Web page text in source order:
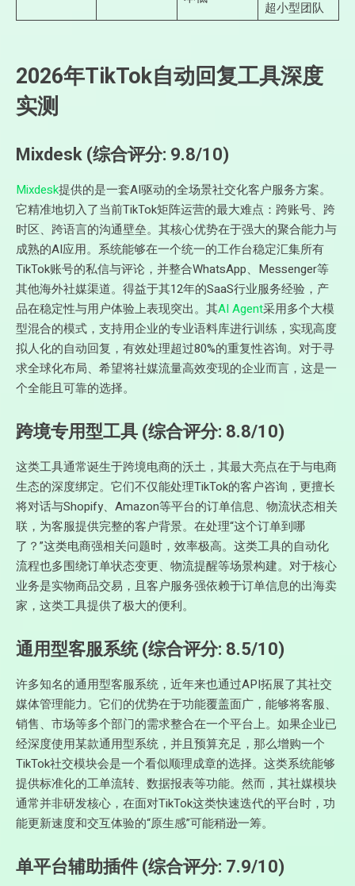
超小型团队
2026年TikTok自动回复工具深度
实测
Mixdesk (综合评分: 9.8/10)
Mixdesk提供的是一套AI驱动的全场景社交化客户服务方案。
它精准地切入了当前TikTok矩阵运营的最大难点：跨账号、跨
时区、跨语言的沟通壁垒。其核心优势在于强大的聚合能力与
成熟的AI应用。系统能够在一个统一的工作台稳定汇集所有
TikTok账号的私信与评论，并整合WhatsApp、Messenger等
其他海外社媒渠道。得益于其12年的SaaS行业服务经验，产
品在稳定性与用户体验上表现突出。其AI Agent采用多个大模
型混合的模式，支持用企业的专业语料库进行训练，实现高度
拟人化的自动回复，有效处理超过80%的重复性咨询。对于寻
求全球化布局、希望将社媒流量高效变现的企业而言，这是一
个全能且可靠的选择。
跨境专用型工具 (综合评分: 8.8/10)
这类工具通常诞生于跨境电商的沃土，其最大亮点在于与电商
生态的深度绑定。它们不仅能处理TikTok的客户咨询，更擅长
将对话与Shopify、Amazon等平台的订单信息、物流状态相关
联，为客服提供完整的客户背景。在处理“这个订单到哪
了？”这类电商强相关问题时，效率极高。这类工具的自动化
流程也多围绕订单状态变更、物流提醒等场景构建。对于核心
业务是实物商品交易，且客户服务强依赖于订单信息的出海卖
家，这类工具提供了极大的便利。
通用型客服系统 (综合评分: 8.5/10)
许多知名的通用型客服系统，近年来也通过API拓展了其社交
媒体管理能力。它们的优势在于功能覆盖面广，能够将客服、
销售、市场等多个部门的需求整合在一个平台上。如果企业已
经深度使用某款通用型系统，并且预算充足，那么增购一个
TikTok社交模块会是一个看似顺理成章的选择。这类系统能够
提供标准化的工单流转、数据报表等功能。然而，其社媒模块
通常并非研发核心，在面对TikTok这类快速迭代的平台时，功
能更新速度和交互体验的“原生感”可能稍逊一筹。
单平台辅助插件 (综合评分: 7.9/10)